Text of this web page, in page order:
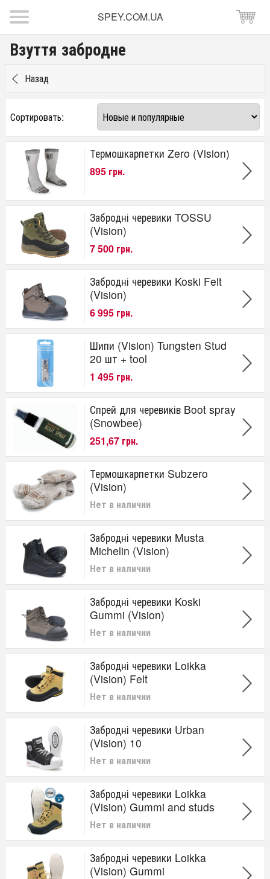
SPEY.COM.UA
Взуття забродне
Назад
Сортировать:
Термошкарпетки Zero (Vision)
895 грн.
Забродні черевики TOSSU
(Vision)
7 500 грн.
​Забродні черевики Koski Felt
(Vision)
6 995 грн.
Шипи (Vision) Tungsten Stud
20 шт + tool
1 495 грн.
Спрей для черевиків Boot spray
(Snowbee)
251,67 грн.
Термошкарпетки Subzero
(Vision)
Нет в наличии
Забродні черевики Musta
Michelin (Vision)
Нет в наличии
Забродні черевики Koski
Gummi (Vision)
Нет в наличии
Забродні черевики Loikka
(Vision) Felt
Нет в наличии
Забродні черевики Urban
(Vision) 10
Нет в наличии
Забродні черевики Loikka
(Vision) Gummi and studs
Нет в наличии
Забродні черевики Loikka
(Vision) Gummi